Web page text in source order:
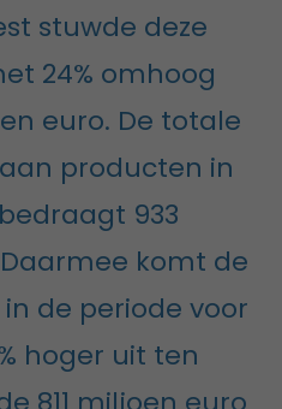
stuwde deze
24% omhoog
euro. De totale
producten in
933
komt de
de periode voor
hoger uit ten